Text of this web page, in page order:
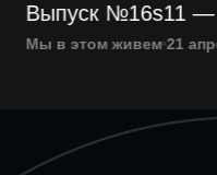
Выпуск №16s11 —
Мы в этом живем 21